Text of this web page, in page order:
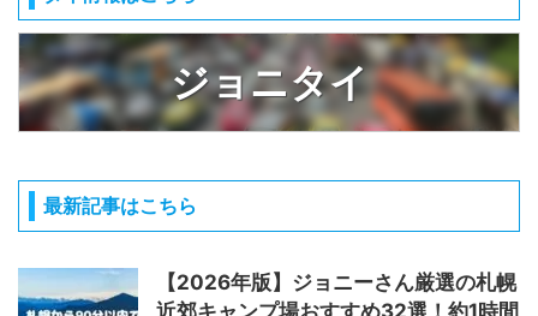
ジョニタイ
最新記事はこちら
【2026年版】ジョニーさん厳選の札幌
近郊キャンプ場おすすめ32選！約1時間